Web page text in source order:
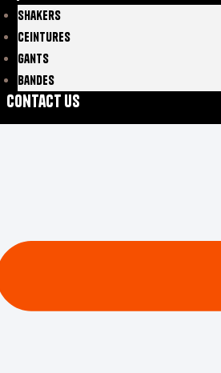
Shakers
Ceintures
Gants
Bandes
Contact Us